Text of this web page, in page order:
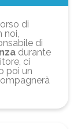
di
noi,
di
durante
ci
poi un